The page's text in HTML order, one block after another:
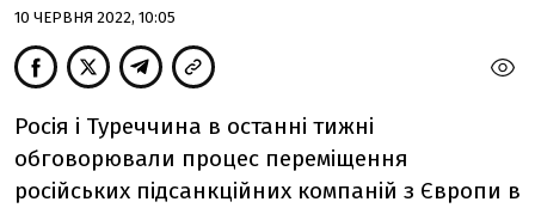
10 ЧЕРВНЯ 2022, 10:05
Росія і Туреччина в останні тижні
обговорювали процес переміщення
російських підсанкційних компаній з Європи в